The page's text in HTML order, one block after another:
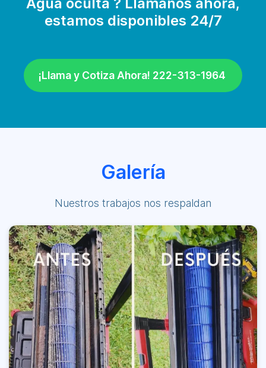
estamos disponibles 24/7
¡Llama y Cotiza Ahora! 222-313-1964
Galería
Nuestros trabajos nos respaldan